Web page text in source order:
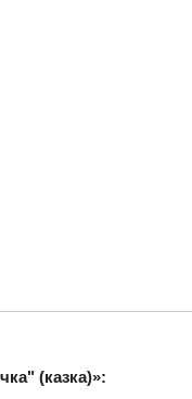
(казка)»: